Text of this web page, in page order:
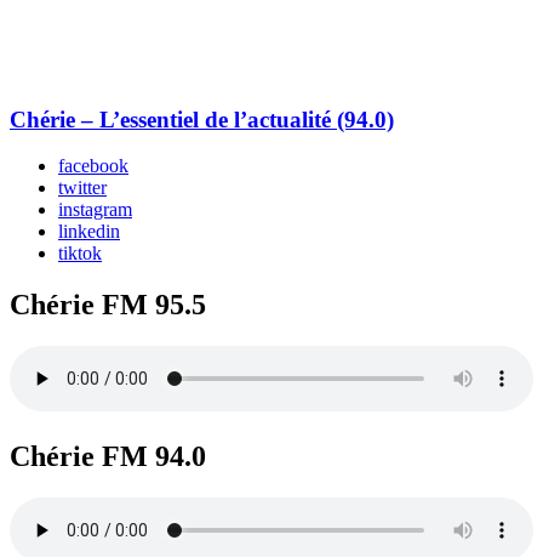
Chérie – L’essentiel de l’actualité (94.0)
facebook
twitter
instagram
linkedin
tiktok
Chérie FM 95.5
Chérie FM 94.0